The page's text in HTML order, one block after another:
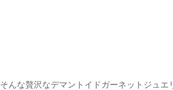
そんな贅沢なデマントイドガーネットジュエ